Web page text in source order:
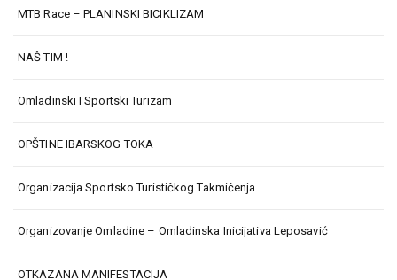
MTB Race – PLANINSKI BICIKLIZAM
NAŠ TIM !
Omladinski I Sportski Turizam
OPŠTINE IBARSKOG TOKA
Organizacija Sportsko Turističkog Takmičenja
Organizovanje Omladine – Omladinska Inicijativa Leposavić
OTKAZANA MANIFESTACIJA